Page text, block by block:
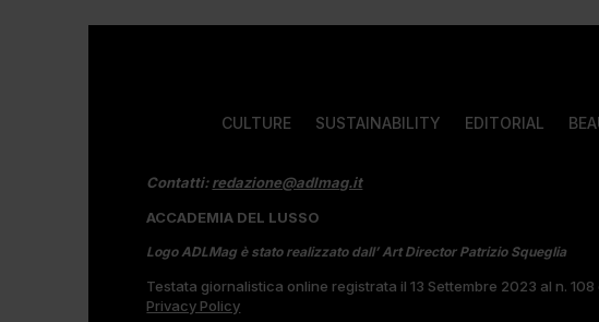
CULTURE SUSTAINABILITY EDITORIAL
Contatti:redazione@adlmag.it
ACCADEMIA DEL LUSSO
Logo ADLMag è stato realizzato dall’ Art Director Patrizio Squeglia
Testata giornalistica online registrata il 13 Settembre 2023 al n.
Privacy Policy